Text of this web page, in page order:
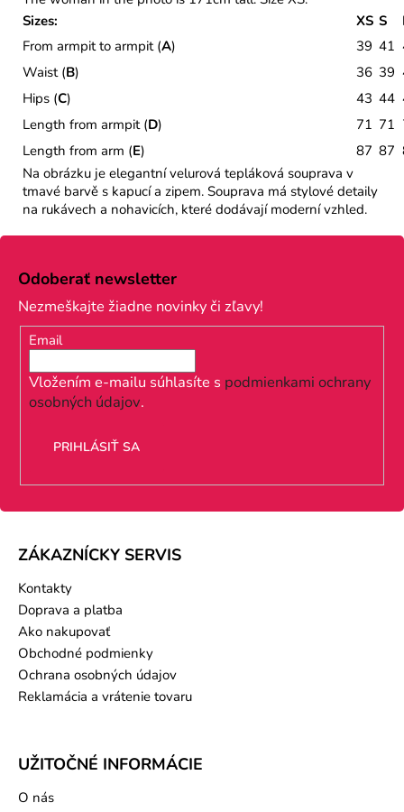
Sizes:
XS S
From armpit to armpit (A) 39 41
Waist (B) 36 39
Hips (C) 43 44
Length from armpit (D) 71 71
Length from arm (E) 87 87
Na obrázku je elegantní velurová tepláková souprava v
tmavé barvě s kapucí a zipem. Souprava má stylové detaily
na rukávech a nohavicích, které dodávají moderní vzhled.
Z
Odoberať newsletter
Nezmeškajte žiadne novinky či zľavy!
Email
Vložením e-mailu súhlasíte s podmienkami ochrany
osobných údajov.
PRIHLÁSIŤ SA
ZÁKAZNÍCKY SERVIS
Kontakty
Doprava a platba
Ako nakupovať
Obchodné podmienky
Ochrana osobných údajov
Reklamácia a vrátenie tovaru
UŽITOČNÉ INFORMÁCIE
O nás